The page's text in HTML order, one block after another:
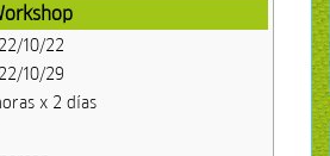
10/22
10/29
x 2 días